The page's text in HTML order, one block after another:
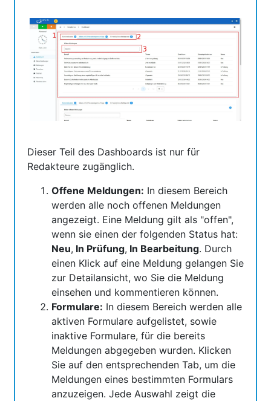
Dieser Teil des Dashboards ist nur für
Redakteure zugänglich.
Offene Meldungen: In diesem Bereich
werden alle noch offenen Meldungen
angezeigt. Eine Meldung gilt als "offen",
wenn sie einen der folgenden Status hat:
Neu, In Prüfung, In Bearbeitung. Durch
einen Klick auf eine Meldung gelangen Sie
zur Detailansicht, wo Sie die Meldung
einsehen und kommentieren können.
Formulare: In diesem Bereich werden alle
aktiven Formulare aufgelistet, sowie
inaktive Formulare, für die bereits
Meldungen abgegeben wurden. Klicken
Sie auf den entsprechenden Tab, um die
Meldungen eines bestimmten Formulars
anzuzeigen. Jede Auswahl zeigt die